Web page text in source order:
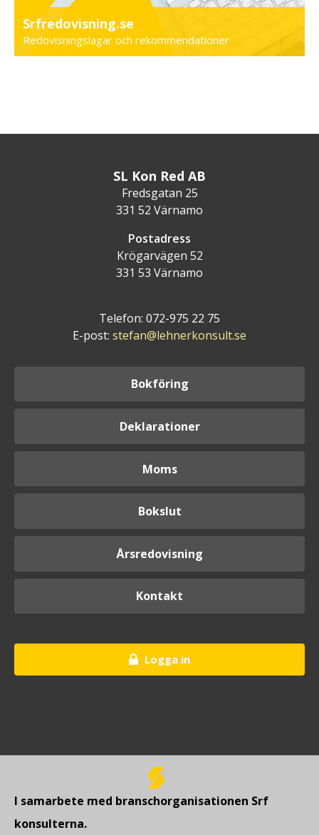
Srfredovisning.se
Redovisningslagar och rekommendationer
SL Kon Red AB
Fredsgatan 25
331 52 Värnamo
Postadress
Krögarvägen 52
331 53 Värnamo
Telefon: 072-975 22 75
E-post: stefan@lehnerkonsult.se
Bokföring
Deklarationer
Moms
Bokslut
Årsredovisning
Kontakt
Logga in
I samarbete med branschorganisationen Srf
konsulterna.